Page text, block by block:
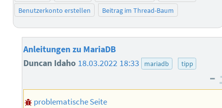
Benutzerkonto erstellen
Beitrag im Thread-Baum
Anleitungen zu MariaDB
Duncan Idaho 18.03.2022 18:33 mariadb tipp
–
problematische Seite